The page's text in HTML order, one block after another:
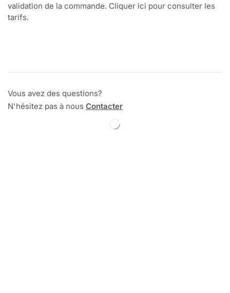
validation de la commande. Cliquer ici pour consulter les
tarifs.
Vous avez des questions?
N'hésitez pas à nous Contacter